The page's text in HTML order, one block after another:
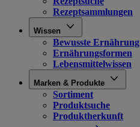
Rezeptsammlungen
Wissen
Bewusste Ernährung
Ernährungsformen
Lebensmittelwissen
Marken & Produkte
Sortiment
Produktsuche
Produktherkunft